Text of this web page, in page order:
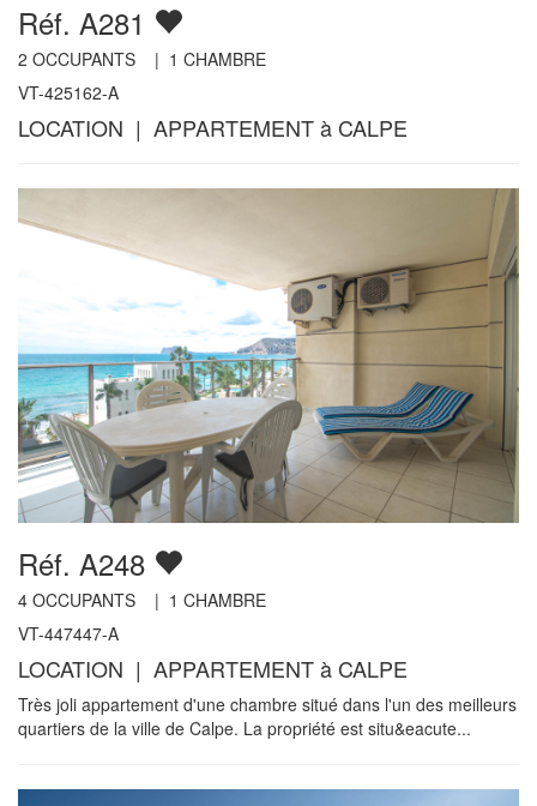
Réf. A281
2 OCCUPANTS | 1 CHAMBRE
VT-425162-A
LOCATION | APPARTEMENT à CALPE
Réf. A248
4 OCCUPANTS | 1 CHAMBRE
VT-447447-A
LOCATION | APPARTEMENT à CALPE
Très joli appartement d'une chambre situé dans l'un des meilleurs
quartiers de la ville de Calpe. La propriété est situ&eacute...